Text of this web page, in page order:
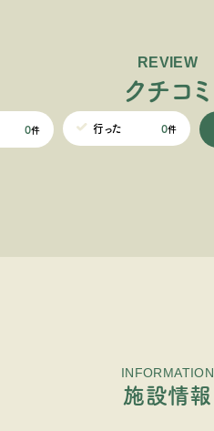
REVIEW
クチ コ ミ
0件 行った 0件
INFORMATION
施設情報